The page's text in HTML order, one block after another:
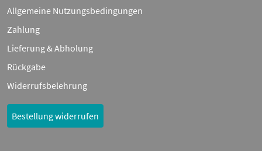
Allgemeine Nutzungsbedingungen
Zahlung
Lieferung & Abholung
Rückgabe
Widerrufsbelehrung
Bestellung widerrufen